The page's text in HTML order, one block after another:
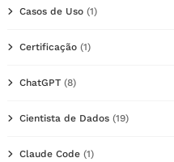
Casos de Uso (1)
Certificação (1)
ChatGPT (8)
Cientista de Dados (19)
Claude Code (1)